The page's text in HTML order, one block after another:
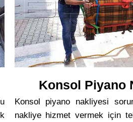
Konsol Piyano
Konsol piyano nakliyesi
nakliye hizmet vermek için